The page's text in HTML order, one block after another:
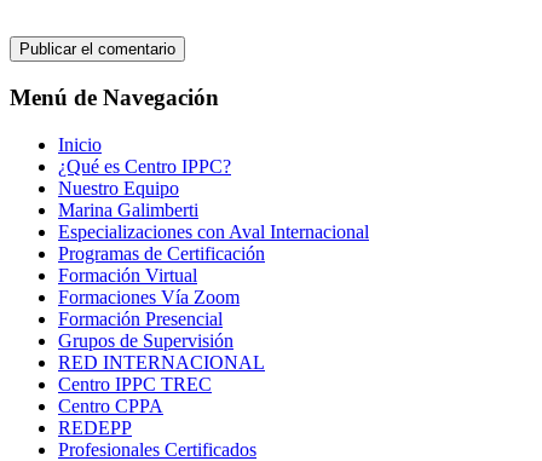
Menú de Navegación
Inicio
¿Qué es Centro IPPC?
Nuestro Equipo
Marina Galimberti
Especializaciones con Aval Internacional
Programas de Certificación
Formación Virtual
Formaciones Vía Zoom
Formación Presencial
Grupos de Supervisión
RED INTERNACIONAL
Centro IPPC TREC
Centro CPPA
REDEPP
Profesionales Certificados